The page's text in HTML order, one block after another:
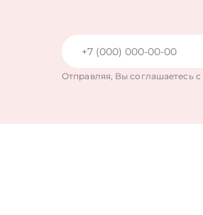
Отправляя, Вы соглашаетесь с